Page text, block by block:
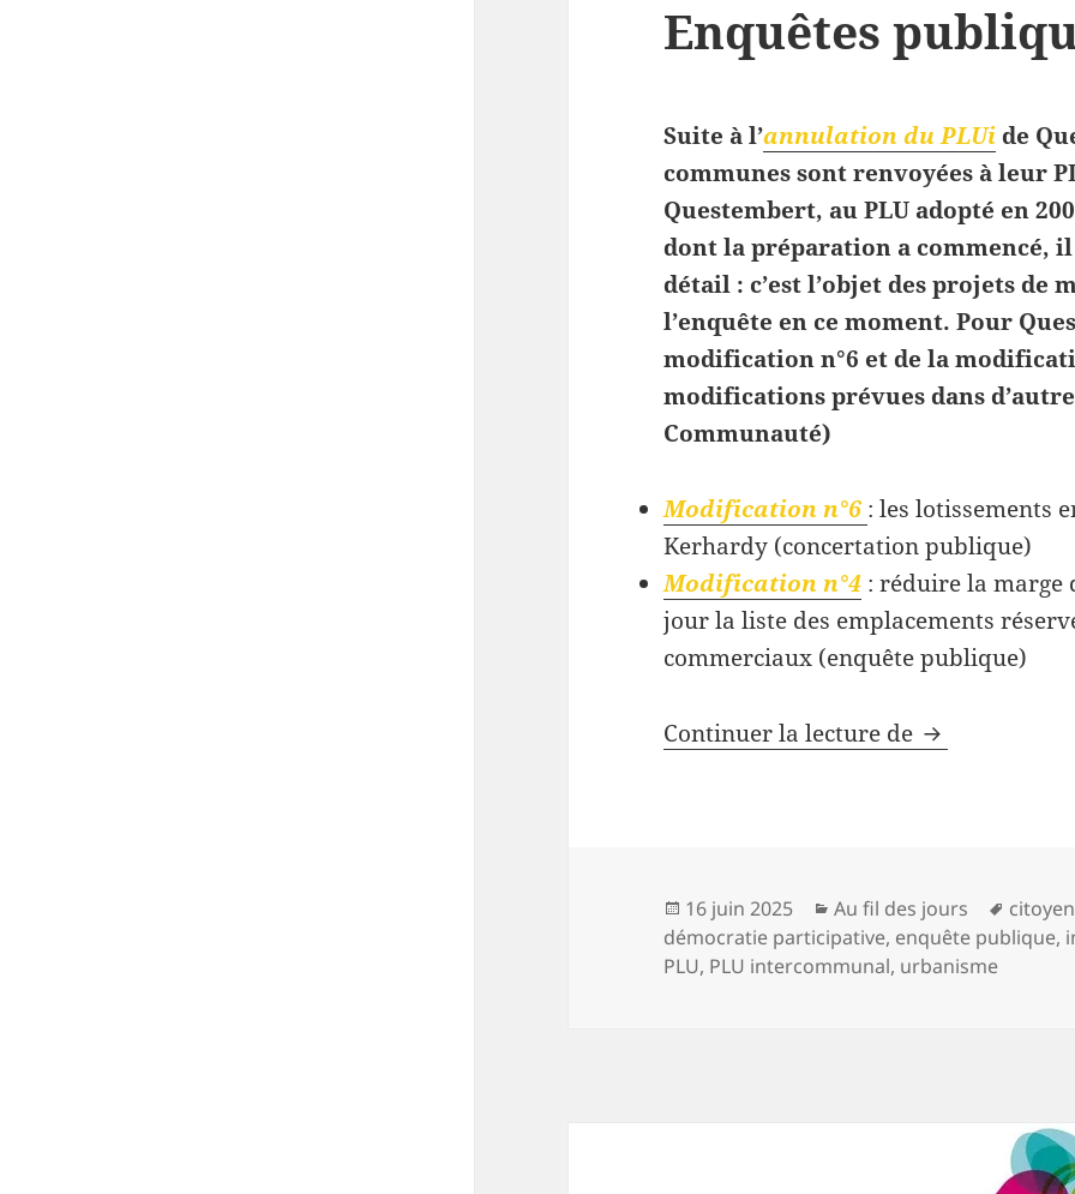
Enquêtes
Suite à l’annulation du PLUi de
communes sont renvoyées à leur
Questembert, au PLU adopté en
dont la préparation a commencé,
détail : c’est l’objet des projets de
l’enquête en ce moment. Pour
modification n°6 et de la
modifications prévues dans
Communauté)
Modification n°6 : les lotissements
Kerhardy (concertation publique)
Modification n°4 : réduire la marge
jour la liste des emplacements
commerciaux (enquête publique)
Continuer la lecture de Enquêtes
Publié
le
16 juin 2025 Catégories
Au fil des jours
Mots-
clés
démocratie participative, enquête publique,
PLU, PLU intercommunal, urbanisme